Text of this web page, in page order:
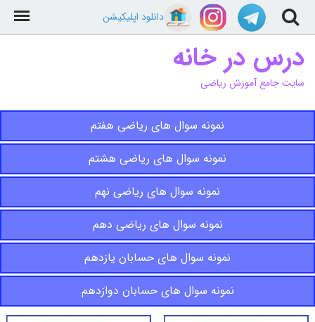
دانلود اپلیکیشن
درس در خانه
سایت جامع آموزش ریاضی
نمونه سوال های ریاضی هفتم
نمونه سوال های ریاضی هشتم
نمونه سوال های ریاضی نهم
نمونه سوال های ریاضی دهم
نمونه سوال های حسابان یازدهم
نمونه سوال های حسابان دوازدهم